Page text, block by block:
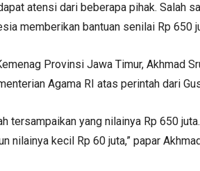
atensi dari beberapa pihak. Salah
memberikan bantuan senilai Rp 650
Provinsi Jawa Timur, Akhmad
Agama RI atas perintah dari
tersampaikan yang nilainya Rp 650
nilainya kecil Rp 60 juta,” papar